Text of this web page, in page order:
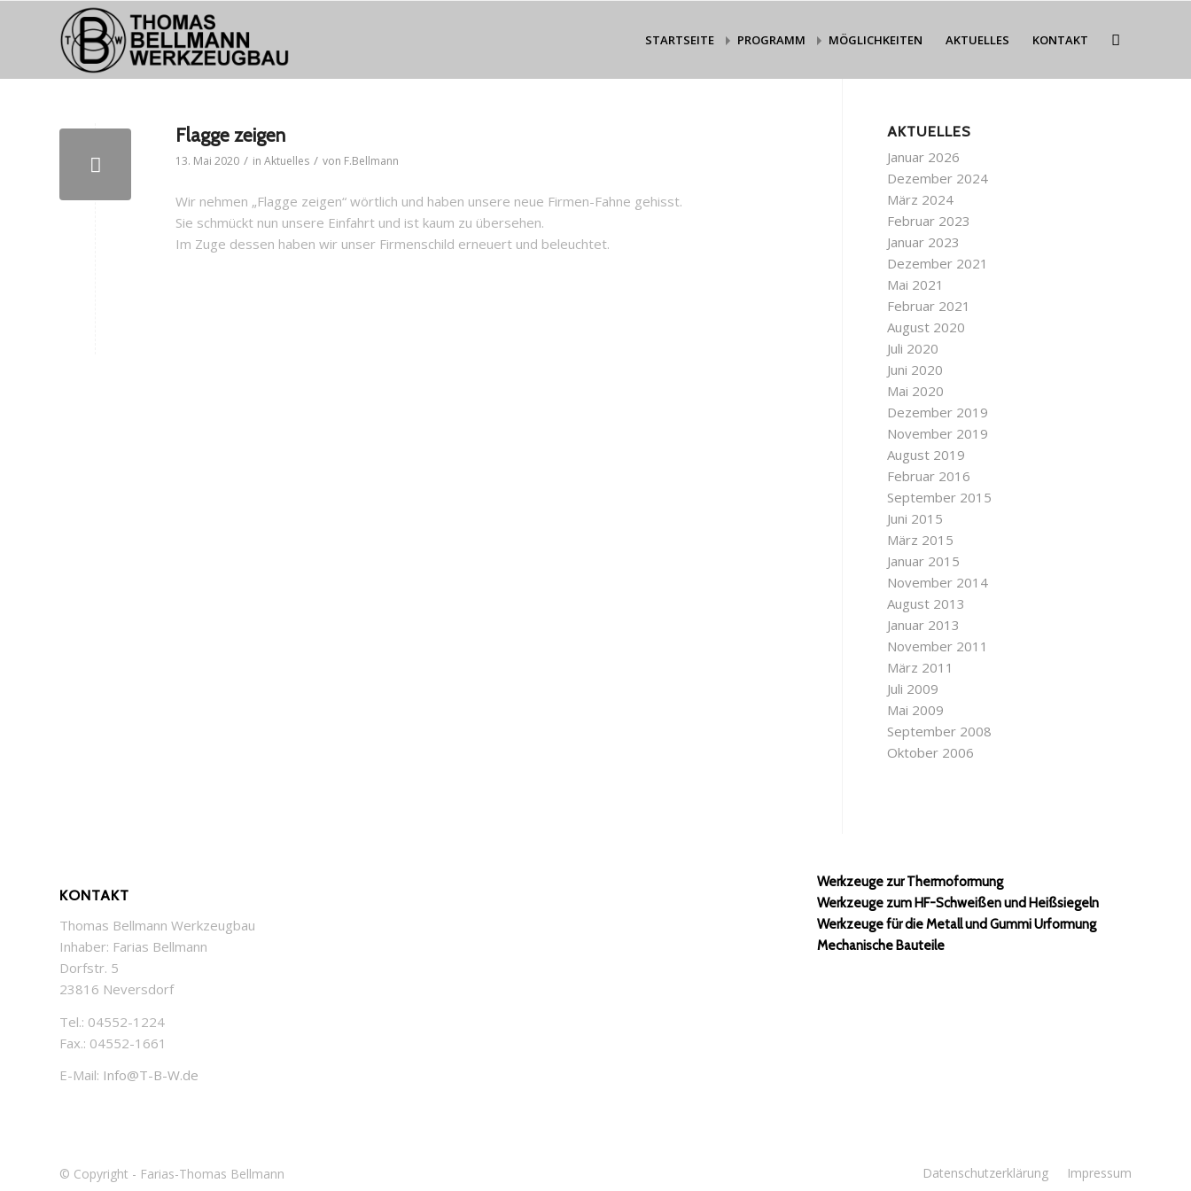
STARTSEITE PROGRAMM MÖGLICHKEITEN AKTUELLES KONTAKT
Flagge zeigen
13. Mai 2020 / in Aktuelles / von F.Bellmann
Wir nehmen „Flagge zeigen“ wörtlich und haben unsere neue Firmen-Fahne gehisst.
Sie schmückt nun unsere Einfahrt und ist kaum zu übersehen.
Im Zuge dessen haben wir unser Firmenschild erneuert und beleuchtet.
AKTUELLES
Januar 2026
Dezember 2024
März 2024
Februar 2023
Januar 2023
Dezember 2021
Mai 2021
Februar 2021
August 2020
Juli 2020
Juni 2020
Mai 2020
Dezember 2019
November 2019
August 2019
Februar 2016
September 2015
Juni 2015
März 2015
Januar 2015
November 2014
August 2013
Januar 2013
November 2011
März 2011
Juli 2009
Mai 2009
September 2008
Oktober 2006
KONTAKT
Thomas Bellmann Werkzeugbau
Inhaber: Farias Bellmann
Dorfstr. 5
23816 Neversdorf
Tel.: 04552-1224
Fax.: 04552-1661
E-Mail: Info@T-B-W.de
Werkzeuge zur Thermoformung
Werkzeuge zum HF-Schweißen und Heißsiegeln
Werkzeuge für die Metall und Gummi Urformung
Mechanische Bauteile
© Copyright - Farias-Thomas Bellmann Datenschutzerklärung Impressum